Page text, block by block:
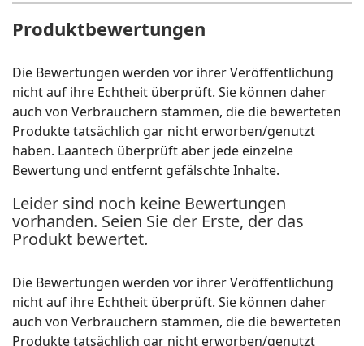
Produktbewertungen
Die Bewertungen werden vor ihrer Veröffentlichung
nicht auf ihre Echtheit überprüft. Sie können daher
auch von Verbrauchern stammen, die die bewerteten
Produkte tatsächlich gar nicht erworben/genutzt
haben. Laantech überprüft aber jede einzelne
Bewertung und entfernt gefälschte Inhalte.
Leider sind noch keine Bewertungen
vorhanden. Seien Sie der Erste, der das
Produkt bewertet.
Die Bewertungen werden vor ihrer Veröffentlichung
nicht auf ihre Echtheit überprüft. Sie können daher
auch von Verbrauchern stammen, die die bewerteten
Produkte tatsächlich gar nicht erworben/genutzt